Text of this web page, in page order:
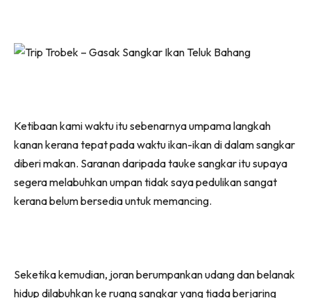
Ketibaan kami waktu itu sebenarnya umpama langkah
kanan kerana tepat pada waktu ikan-ikan di dalam sangkar
diberi makan. Saranan daripada tauke sangkar itu supaya
segera melabuhkan umpan tidak saya pedulikan sangat
kerana belum bersedia untuk memancing.
Seketika kemudian, joran berumpankan udang dan belanak
hidup dilabuhkan ke ruang sangkar yang tiada berjaring